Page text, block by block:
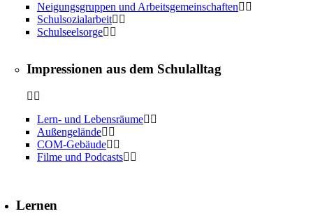
Neigungsgruppen und Arbeitsgemeinschaften
Schulsozialarbeit
Schulseelsorge
Impressionen aus dem Schulalltag
Lern- und Lebensräume
Außengelände
COM-Gebäude
Filme und Podcasts
Lernen